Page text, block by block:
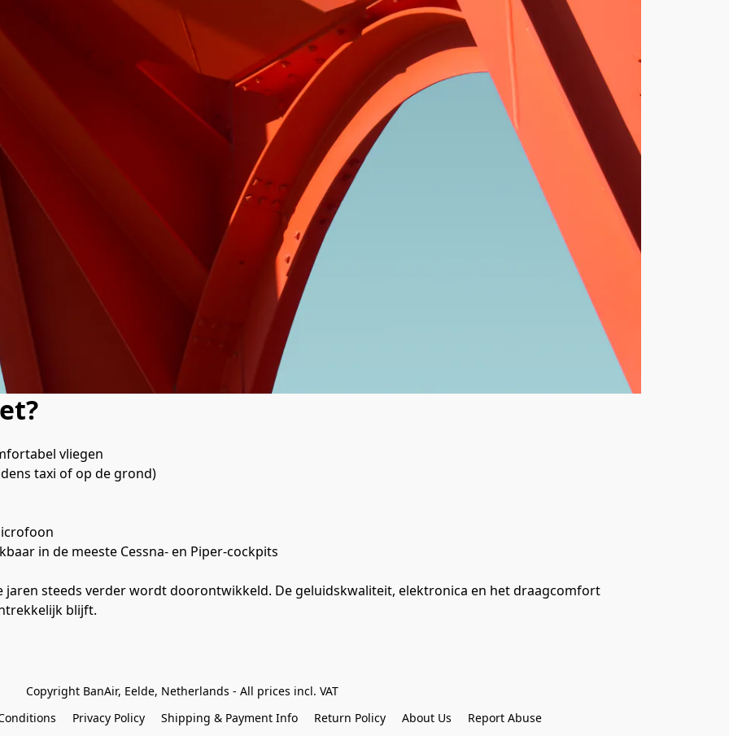
vliegen
taxi of op de grond)
in de meeste Cessna- en Piper-cockpits
jaren steeds verder wordt doorontwikkeld. De geluidskwaliteit, elektronica en het draagcomfort
blijft.
Copyright BanAir, Eelde, Netherlands - All prices incl. VAT
Privacy Policy Shipping & Payment Info Return Policy About Us Report Abuse